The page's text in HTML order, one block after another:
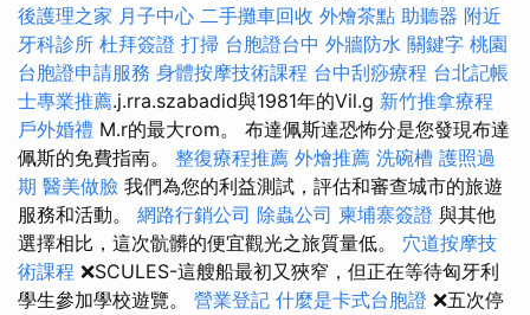
後護理之家 月子中心 二手攤車回收 外燴茶點 助聽器 附近
牙科診所 杜拜簽證 打掃 台胞證台中 外牆防水 關鍵字 桃園
台胞證申請服務 身體按摩技術課程 台中刮痧療程 台北記帳
士專業推薦.j.rra.szabadid與1981年的Vil.g 新竹推拿療程
戶外婚禮 M.r的最大rom。 布達佩斯達恐怖分是您發現布達
佩斯的免費指南。 整復療程推薦 外燴推薦 洗碗槽 護照過
期 醫美做臉 我們為您的利益測試，評估和審查城市的旅遊
服務和活動。 網路行銷公司 除蟲公司 柬埔寨簽證 與其他
選擇相比，這次骯髒的便宜觀光之旅質量低。 穴道按摩技
術課程 ❌SCULES-這艘船最初又狹窄，但正在等待匈牙利
學生參加學校遊覽。 營業登記 什麼是卡式台胞證 ❌五次停